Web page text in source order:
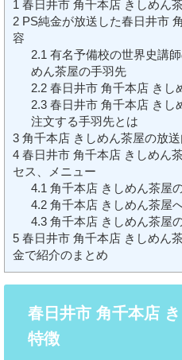
1 春日井市 角千本店 きしめん
2 PS純金が放送した春日井市
容
2.1 有名予備校の世界史講
めん茶屋の手羽先
2.2春日井市 角千本店 きし
2.3春日井市 角千本店 きし
注文する手羽先とは
3 角千本店 きしめん茶屋の放
4 春日井市 角千本店 きしめん
セス、メニュー
4.1 角千本店 きしめん茶屋
4.2角千本店 きしめん茶屋
4.3角千本店 きしめん茶屋
5 春日井市 角千本店 きしめん
金で紹介のまとめ
春日井市 角千本店
特徴